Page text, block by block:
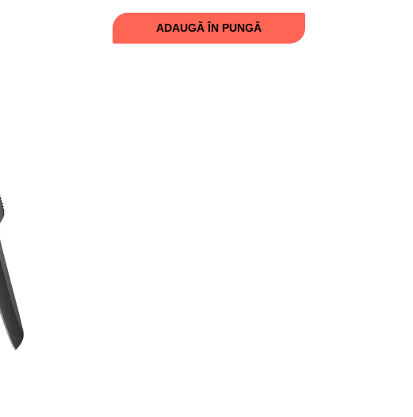
ADAUGĂ ÎN PUNGĂ